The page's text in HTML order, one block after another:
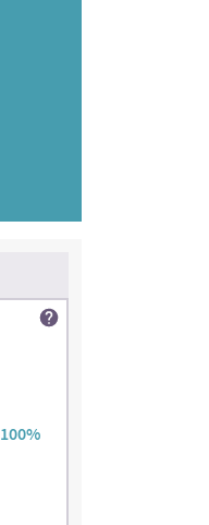
100%